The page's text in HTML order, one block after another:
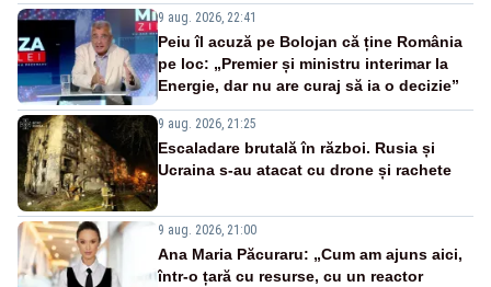
9 aug. 2026, 22:41
Peiu îl acuză pe Bolojan că ține România
pe loc: „Premier și ministru interimar la
Energie, dar nu are curaj să ia o decizie”
9 aug. 2026, 21:25
Escaladare brutală în război. Rusia și
Ucraina s-au atacat cu drone și rachete
9 aug. 2026, 21:00
Ana Maria Păcuraru: „Cum am ajuns aici,
într-o țară cu resurse, cu un reactor